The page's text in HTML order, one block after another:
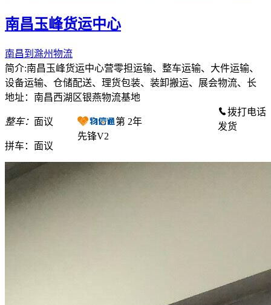
南昌玉峰货运中心
南昌到滁州物流
简介:南昌玉峰货运中心营零担运输、整车运输、大件运输、
设备运输、仓储配送、理货包装、装卸搬运、展会物流、长
地址：南昌西湖区银燕物流基地
整车： 面议
拼车： 面议
第 2年
先锋V2
拨打电话
发货